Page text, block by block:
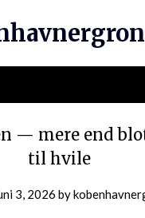
— mere end
til hvile
3, 2026 by